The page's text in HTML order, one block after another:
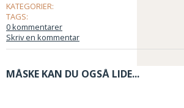
KATEGORIER:
TAGS:
0 kommentarer
Skriv en kommentar
MÅSKE KAN DU OGSÅ LIDE...